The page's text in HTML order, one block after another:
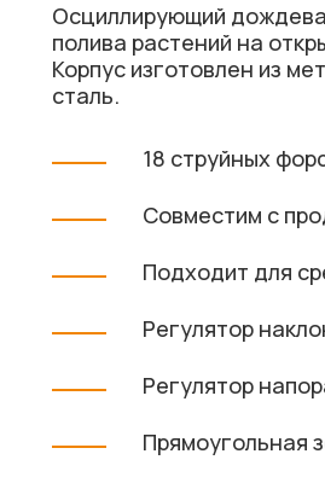
Осциллирующий
полива растений на
Корпус изготовлен из
сталь.
18 струйных
Совместим с
Подходит для
Регулятор
Регулятор
Прямоугольная